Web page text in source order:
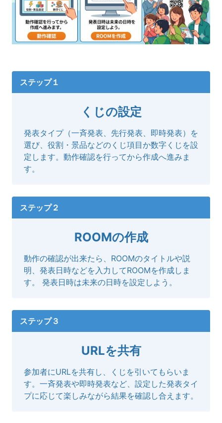
ステップ１
くじの設定
発表タイプ（一斉発表、先行発表、即時発表）を
選び、役割・景品などのくじ項目か数字くじを設
定します。動作確認を行ってから作成へ進みま
す。
ステップ２
ROOMの作成
動作の確認が出来たら、ROOMのタイトルや説
明、発表日時などを入力してROOMを作成しま
す。 発表日時は未来の日時を設定しよう。
ステップ３
URLを共有
参加者にURLを共有し、くじを引いてもらいま
す。一斉発表や即時発表など、設定した発表タイ
プに応じて楽しみながら結果を確認し合えます。